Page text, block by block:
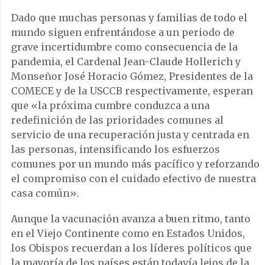
Dado que muchas personas y familias de todo el
mundo siguen enfrentándose a un periodo de
grave incertidumbre como consecuencia de la
pandemia, el Cardenal Jean-Claude Hollerich y
Monseñor José Horacio Gómez, Presidentes de la
COMECE y de la USCCB respectivamente, esperan
que «la próxima cumbre conduzca a una
redefinición de las prioridades comunes al
servicio de una recuperación justa y centrada en
las personas, intensificando los esfuerzos
comunes por un mundo más pacífico y reforzando
el compromiso con el cuidado efectivo de nuestra
casa común».
Aunque la vacunación avanza a buen ritmo, tanto
en el Viejo Continente como en Estados Unidos,
los Obispos recuerdan a los líderes políticos que
la mayoría de los países están todavía lejos de la